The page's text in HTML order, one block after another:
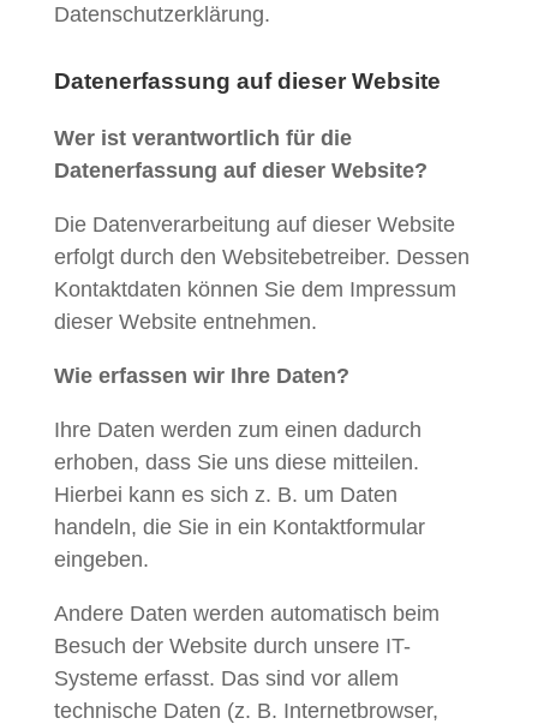
Datenschutzerklärung.
Datenerfassung auf dieser Website
Wer ist verantwortlich für die
Datenerfassung auf dieser Website?
Die Datenverarbeitung auf dieser Website
erfolgt durch den Websitebetreiber. Dessen
Kontaktdaten können Sie dem Impressum
dieser Website entnehmen.
Wie erfassen wir Ihre Daten?
Ihre Daten werden zum einen dadurch
erhoben, dass Sie uns diese mitteilen.
Hierbei kann es sich z. B. um Daten
handeln, die Sie in ein Kontaktformular
eingeben.
Andere Daten werden automatisch beim
Besuch der Website durch unsere IT-
Systeme erfasst. Das sind vor allem
technische Daten (z. B. Internetbrowser,